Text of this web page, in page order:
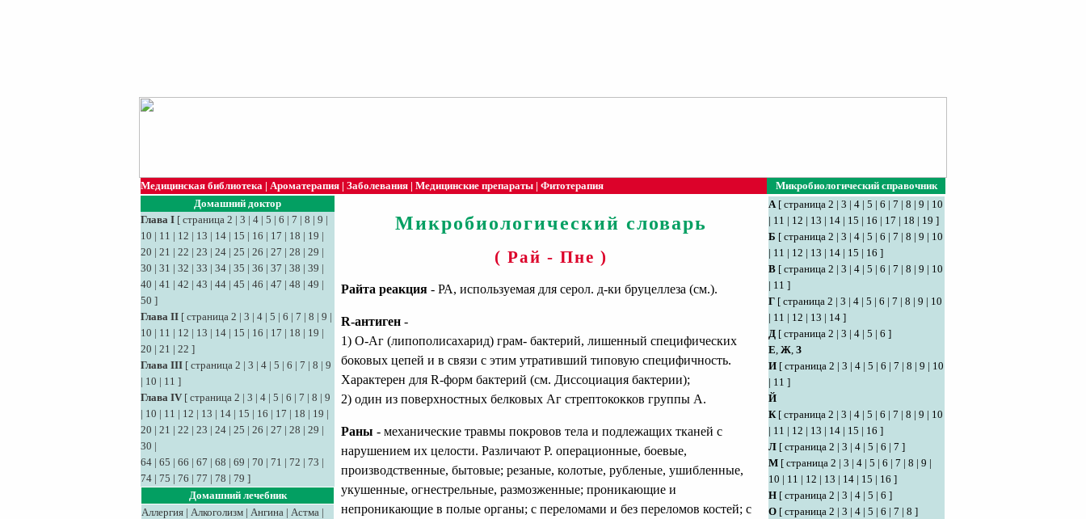
Медицинская библиотека | Ароматерапия | Заболевания | Медицинские препараты | Фитотерапия
Микробиологический справочник
Домашний доктор
Глава I [ страница 2 | 3 | 4 | 5 | 6 | 7 | 8 | 9 |
10 | 11 | 12 | 13 | 14 | 15 | 16 | 17 | 18 | 19 |
20 | 21 | 22 | 23 | 24 | 25 | 26 | 27 | 28 | 29 |
30 | 31 | 32 | 33 | 34 | 35 | 36 | 37 | 38 | 39 |
40 | 41 | 42 | 43 | 44 | 45 | 46 | 47 | 48 | 49 |
50 ]
Глава II [ страница 2 | 3 | 4 | 5 | 6 | 7 | 8 | 9 |
10 | 11 | 12 | 13 | 14 | 15 | 16 | 17 | 18 | 19 |
20 | 21 | 22 ]
Глава III [ страница 2 | 3 | 4 | 5 | 6 | 7 | 8 | 9
| 10 | 11 ]
Глава IV [ страница 2 | 3 | 4 | 5 | 6 | 7 | 8 | 9
| 10 | 11 | 12 | 13 | 14 | 15 | 16 | 17 | 18 | 19 |
20 | 21 | 22 | 23 | 24 | 25 | 26 | 27 | 28 | 29 |
30 |
64 | 65 | 66 | 67 | 68 | 69 | 70 | 71 | 72 | 73 |
74 | 75 | 76 | 77 | 78 | 79 ]
Домашний лечебник
Аллергия | Алкоголизм | Ангина | Астма |
Микробиологический словарь
( Рай - Пне )
Райта реакция - РА, используемая для серол. д-ки бруцеллеза (см.).
R-антиген -
1) О-Аг (липополисахарид) грам- бактерий, лишенный специфических
боковых цепей и в связи с этим утративший типовую специфичность.
Характерен для R-форм бактерий (см. Диссоциация бактерии);
2) один из поверхностных белковых Аг стрептококков группы А.
Раны - механические травмы покровов тела и подлежащих тканей с
нарушением их целости. Различают Р. операционные, боевые,
производственные, бытовые; резаные, колотые, рубленые, ушибленные,
укушенные, огнестрельные, размозженные; проникающие и
непроникающие в полые органы; с переломами и без переломов костей; с
А[ страница 2 | 3 | 4 | 5 | 6 | 7 | 8 | 9 | 10
| 11 | 12 | 13 | 14 | 15 | 16 | 17 | 18 | 19 ]
Б [ страница 2 | 3 | 4 | 5 | 6 | 7 | 8 | 9 | 10
| 11 | 12 | 13 | 14 | 15 | 16 ]
В [ страница 2 | 3 | 4 | 5 | 6 | 7 | 8 | 9 | 10
| 11 ]
Г [ страница 2 | 3 | 4 | 5 | 6 | 7 | 8 | 9 | 10
| 11 | 12 | 13 | 14 ]
Д [ страница 2 | 3 | 4 | 5 | 6 ]
Е, Ж, З
И [ страница 2 | 3 | 4 | 5 | 6 | 7 | 8 | 9 | 10
| 11 ]
Й
К[ страница 2 | 3 | 4 | 5 | 6 | 7 | 8 | 9 | 10
| 11 | 12 | 13 | 14 | 15 | 16 ]
Л [ страница 2 | 3 | 4 | 5 | 6 | 7 ]
М [ страница 2 | 3 | 4 | 5 | 6 | 7 | 8 | 9 |
10 | 11 | 12 | 13 | 14 | 15 | 16 ]
Н [ страница 2 | 3 | 4 | 5 | 6 ]
О [ страница 2 | 3 | 4 | 5 | 6 | 7 | 8 ]